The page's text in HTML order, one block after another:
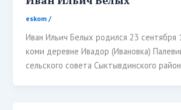
eskom/
Иван Ильич Белых родился 23 сентября
коми деревне Ивадор (Ивановка)
сельского совета Сыктывдинского